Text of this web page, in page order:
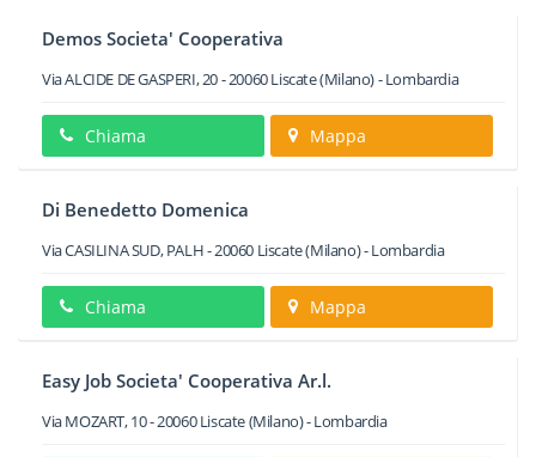
Demos Societa' Cooperativa
Via ALCIDE DE GASPERI, 20-20060Liscate(Milano) -Lombardia
Chiama Mappa
Di Benedetto Domenica
Via CASILINA SUD, PALH-20060 Liscate(Milano) -Lombardia
Chiama Mappa
Easy Job Societa' Cooperativa Ar.l.
Via MOZART, 10-20060 Liscate(Milano) -Lombardia